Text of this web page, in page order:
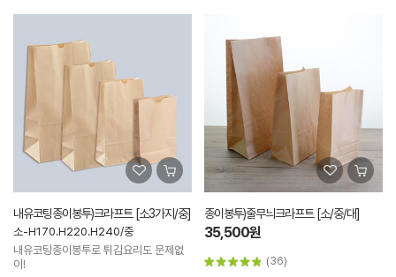
내유코팅종이봉투)크라프트 [소3가지/중]
소-H170.H220.H240/중
내유코팅종이봉투로 튀김요리도 문제없
이!
종이봉투)줄무늬크라프트 [소/중/대]
35,500원
(36)